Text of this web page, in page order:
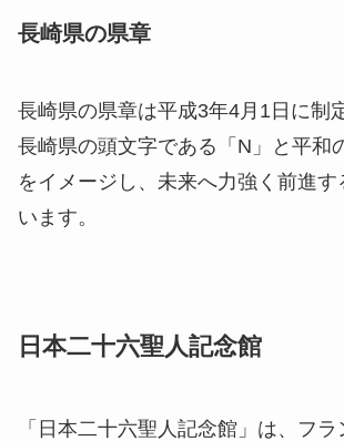
長崎県の県章
長崎県の県章は平成3年4月1日に制
長崎県の頭文字である「N」と平和
をイメージし、未来へ力強く前進す
います。
日本二十六聖人記念館
「日本二十六聖人記念館」は、フ